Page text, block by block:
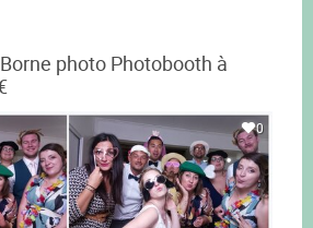
photo Photobooth à
0